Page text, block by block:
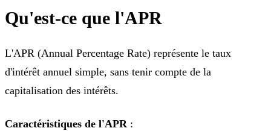
Qu'est-ce que l'APR
L'APR (Annual Percentage Rate) représente le taux
d'intérêt annuel simple, sans tenir compte de la
capitalisation des intérêts.
Caractéristiques de l'APR :